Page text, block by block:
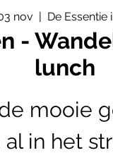
nov
  |
De Essentie
-
lunch
mooie
in het